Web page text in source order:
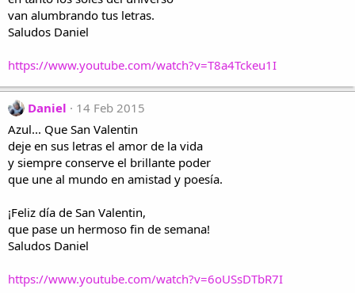
van alumbrando tus letras.
Saludos Daniel
https://www.youtube.com/watch?v=T8a4Tckeu1I
Daniel
14 Feb 2015
Azul... Que San Valentin
deje en sus letras el amor de la vida
y siempre conserve el brillante poder
que une al mundo en amistad y poesía.
¡Feliz día de San Valentin,
que pase un hermoso fin de semana!
Saludos Daniel
https://www.youtube.com/watch?v=6oUSsDTbR7I